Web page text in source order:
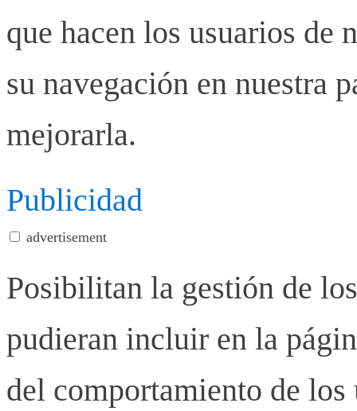
que hacen los usuarios de
su navegación en nuestra
mejorarla.
Publicidad
advertisement
Posibilitan la gestión de
pudieran incluir en la
del comportamiento de los